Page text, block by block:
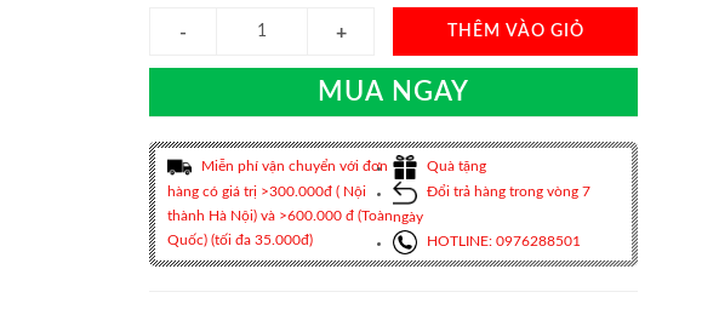
THÊM VÀO GIỎ
MUA NGAY
Miễn phí vận chuyển với đơn
hàng có giá trị >300.000đ ( Nội
thành Hà Nội) và >600.000 đ (Toàn
Quốc) (tối đa 35.000đ)
Quà tặng
Đổi trả hàng trong vòng 7
ngày
HOTLINE: 0976288501